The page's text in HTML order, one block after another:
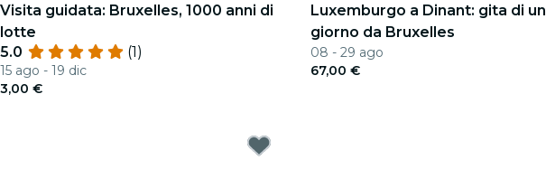
Visita guidata: Bruxelles, 1000 anni di
lotte
5.0
(1)
15 ago - 19 dic
3,00 €
Luxemburgo a Dinant: gita di un
giorno da Bruxelles
08 - 29 ago
67,00 €